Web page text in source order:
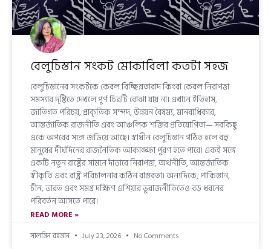
বেলুচিস্তান সংকট মোকাবিলা কতটা সহজ
বেলুচিস্তানের সংকটকে কেবল বিচ্ছিন্নতাবাদ কিংবা কেবল নিরাপত্তা
সমস্যার দৃষ্টিতে দেখলে পূর্ণ চিত্রটি বোঝা যায় না। এখানে ইতিহাস,
জাতিগত পরিচয়, প্রাকৃতিক সম্পদ, উন্নয়ন বৈষম্য, মানবাধিকার,
আন্তর্জাতিক রাজনীতি এবং আঞ্চলিক শক্তির প্রতিযোগিতা— সবকিছু
একে অপরের সঙ্গে জড়িয়ে আছে। স্বাধীন বেলুচিস্তান গঠিত হলে বহু
মানুষের দীর্ঘদিনের রাজনৈতিক আকাঙ্ক্ষা পূরণ হতে পারে। একই সঙ্গে
একটি নতুন রাষ্ট্রের সামনে দাঁড়াবে নিরাপত্তা, অর্থনীতি, আন্তর্জাতিক
স্বীকৃতি এবং রাষ্ট্র পরিচালনার কঠিন বাস্তবতা। অন্যদিকে, পাকিস্তান,
চীন, ভারত এবং সমগ্র দক্ষিণ এশিয়ার ভূরাজনীতিতেও বড় ধরনের
পরিবর্তন আসতে পারে।
READ MORE »
সালমিন রহমান
July 23, 2026 No Comments